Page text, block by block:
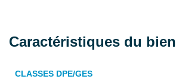
Caractéristiques du bien
CLASSES DPE/GES